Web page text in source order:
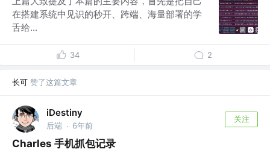
在搭建系统中见识的秒开、跨端、海量部署的学
舌给...
34 2
长可 赞了这篇文章
iDestiny
后端 · 6年前
关注
Charles 手机抓包记录